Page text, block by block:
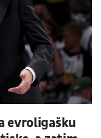
evroligašku